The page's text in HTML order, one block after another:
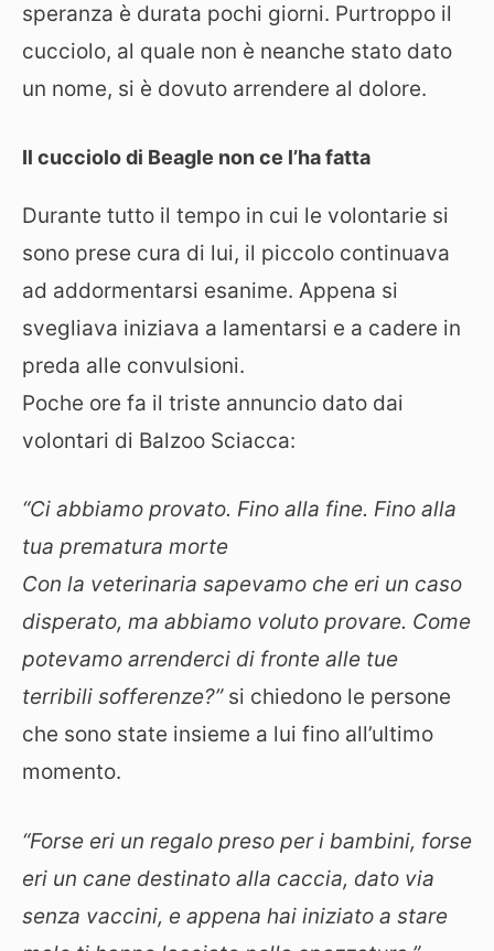
speranza è durata pochi giorni. Purtroppo il
cucciolo, al quale non è neanche stato dato
un nome, si è dovuto arrendere al dolore.
Il cucciolo di Beagle non ce l’ha fatta
Durante tutto il tempo in cui le volontarie si
sono prese cura di lui, il piccolo continuava
ad addormentarsi esanime. Appena si
svegliava iniziava a lamentarsi e a cadere in
preda alle convulsioni.
Poche ore fa il triste annuncio dato dai
volontari di Balzoo Sciacca:
“Ci abbiamo provato. Fino alla fine. Fino alla
tua prematura morte
Con la veterinaria sapevamo che eri un caso
disperato, ma abbiamo voluto provare. Come
potevamo arrenderci di fronte alle tue
terribili sofferenze?”si chiedono le persone
che sono state insieme a lui fino all’ultimo
momento.
“Forse eri un regalo preso per i bambini, forse
eri un cane destinato alla caccia, dato via
senza vaccini, e appena hai iniziato a stare